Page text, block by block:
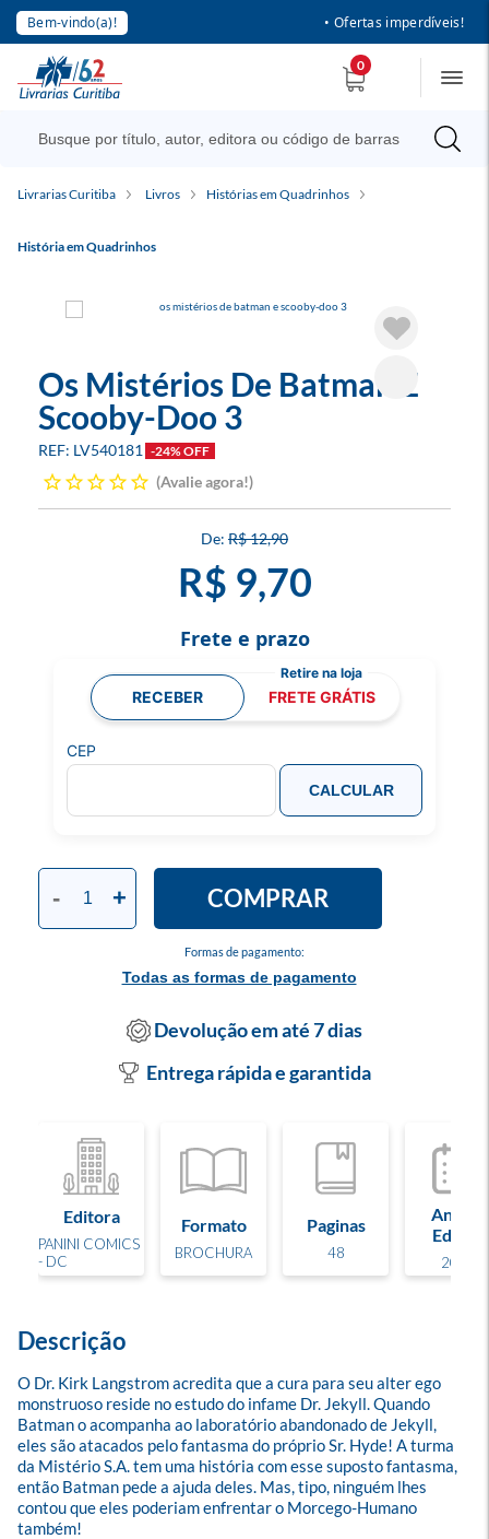
Bem-vindo(a)! • Ofertas imperdíveis!
0
Livrarias Curitiba Livros Histórias em Quadrinhos
História em Quadrinhos
Os Mistérios De Batman E
Scooby-Doo 3
LV540181 -24% OFF
Avalie agora!
R$ 12,90
R$ 9,70
Formas de pagamento:
Todas as formas de pagamento
- + COMPRAR
Frete e prazo
RECEBER FRETE GRÁTIS
CEP
CALCULAR
Devolução em até 7 dias
Entrega rápida e garantida
Editora
PANINI COMICS
- DC
Formato
BROCHURA
Paginas
48
Ano de
Edição
2025
Descrição
O Dr. Kirk Langstrom acredita que a cura para seu alter ego
monstruoso reside no estudo do infame Dr. Jekyll. Quando
Batman o acompanha ao laboratório abandonado de Jekyll,
eles são atacados pelo fantasma do próprio Sr. Hyde! A turma
da Mistério S.A. tem uma história com esse suposto fantasma,
então Batman pede a ajuda deles. Mas, tipo, ninguém lhes
contou que eles poderiam enfrentar o Morcego-Humano
também!